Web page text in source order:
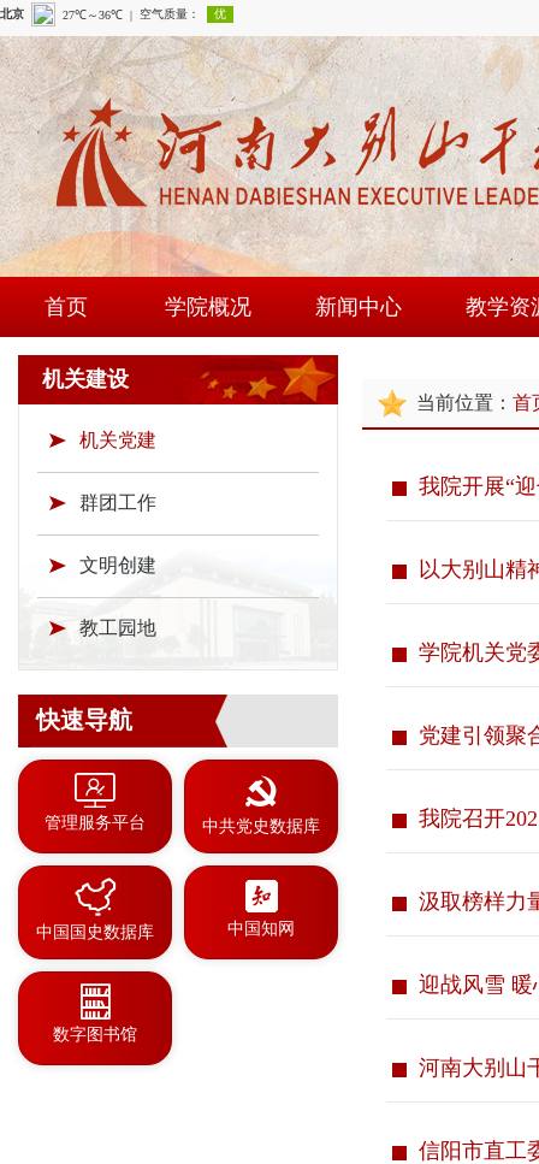
首页 学院概况
学院简介
现任领导
新闻中心
通知公告
教学资
师资队
教研成
机关建设
机关党建
群团工作
文明创建
教工园地
快速导航
管理服务平台 中共党史数据库
中国国史数据库 中国知网
数字图书馆
当前位置： 首
我院开展“
以大别山精神
学院机关党
党建引领聚合
我院召开
汲取榜样力量
迎战风雪
河南大别山干
信阳市直工